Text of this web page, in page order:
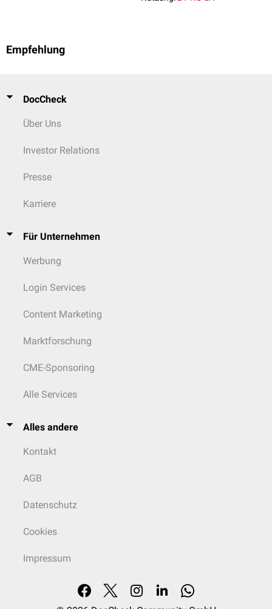
Empfehlung
DocCheck
Über Uns
Investor Relations
Presse
Karriere
Für Unternehmen
Werbung
Login Services
Content Marketing
Marktforschung
CME-Sponsoring
Alle Services
Alles andere
Kontakt
AGB
Datenschutz
Cookies
Impressum